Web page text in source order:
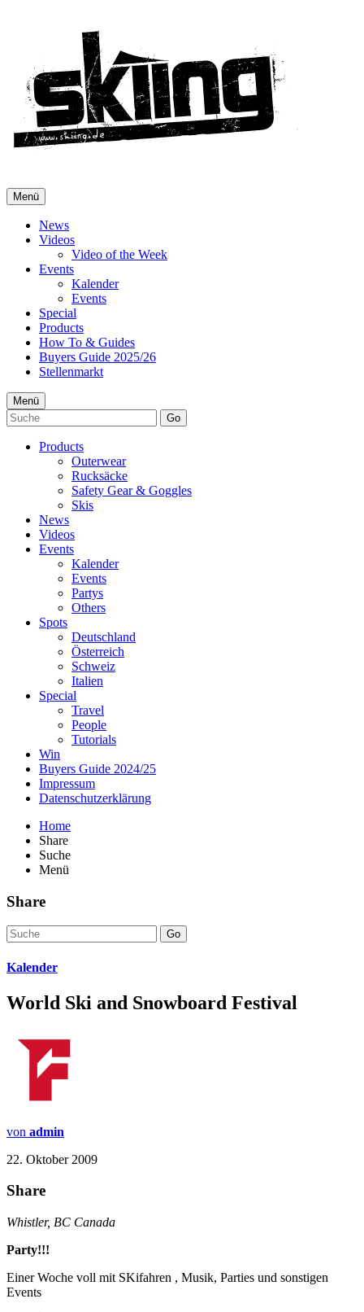
Menü
News
Videos
Video of the Week
Events
Kalender
Events
Special
Products
How To & Guides
Buyers Guide 2025/26
Stellenmarkt
Menü
Go
Products
Outerwear
Rucksäcke
Safety Gear & Goggles
Skis
News
Videos
Events
Kalender
Events
Partys
Others
Spots
Deutschland
Österreich
Schweiz
Italien
Special
Travel
People
Tutorials
Win
Buyers Guide 2024/25
Impressum
Datenschutzerklärung
Home
Share
Suche
Menü
Share
Go
Kalender
World Ski and Snowboard Festival
von admin
22. Oktober 2009
Share
Whistler, BC Canada
Party!!!
Einer Woche voll mit SKifahren , Musik, Parties und sonstigen
Events